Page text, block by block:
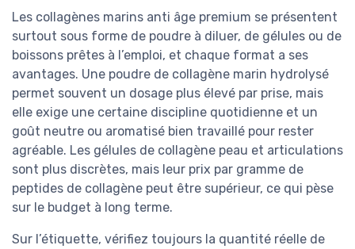
Les collagènes marins anti âge premium se présentent
surtout sous forme de poudre à diluer, de gélules ou de
boissons prêtes à l’emploi, et chaque format a ses
avantages. Une poudre de collagène marin hydrolysé
permet souvent un dosage plus élevé par prise, mais
elle exige une certaine discipline quotidienne et un
goût neutre ou aromatisé bien travaillé pour rester
agréable. Les gélules de collagène peau et articulations
sont plus discrètes, mais leur prix par gramme de
peptides de collagène peut être supérieur, ce qui pèse
sur le budget à long terme.
Sur l’étiquette, vérifiez toujours la quantité réelle de